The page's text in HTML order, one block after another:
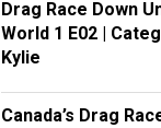
Drag Race Down
World 1 E02 |
Kylie
Canada’s Drag